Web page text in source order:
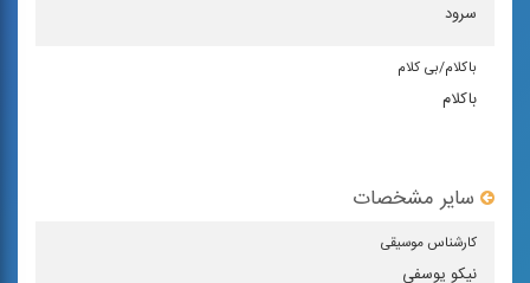
سرود
باكلام/بی كلام
باکلام
سایر مشخصات
كارشناس موسیقی
نیکو یوسفی